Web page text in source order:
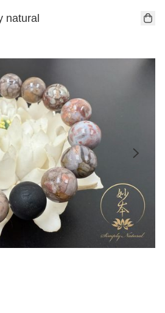
natural